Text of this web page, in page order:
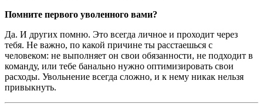
Помните первого уволенного вами?
Да. И других помню. Это всегда личное и проходит через
тебя. Не важно, по какой причине ты расстаешься с
человеком: не выполняет он свои обязанности, не подходит в
команду, или тебе банально нужно оптимизировать свои
расходы. Увольнение всегда сложно, и к нему никак нельзя
привыкнуть.